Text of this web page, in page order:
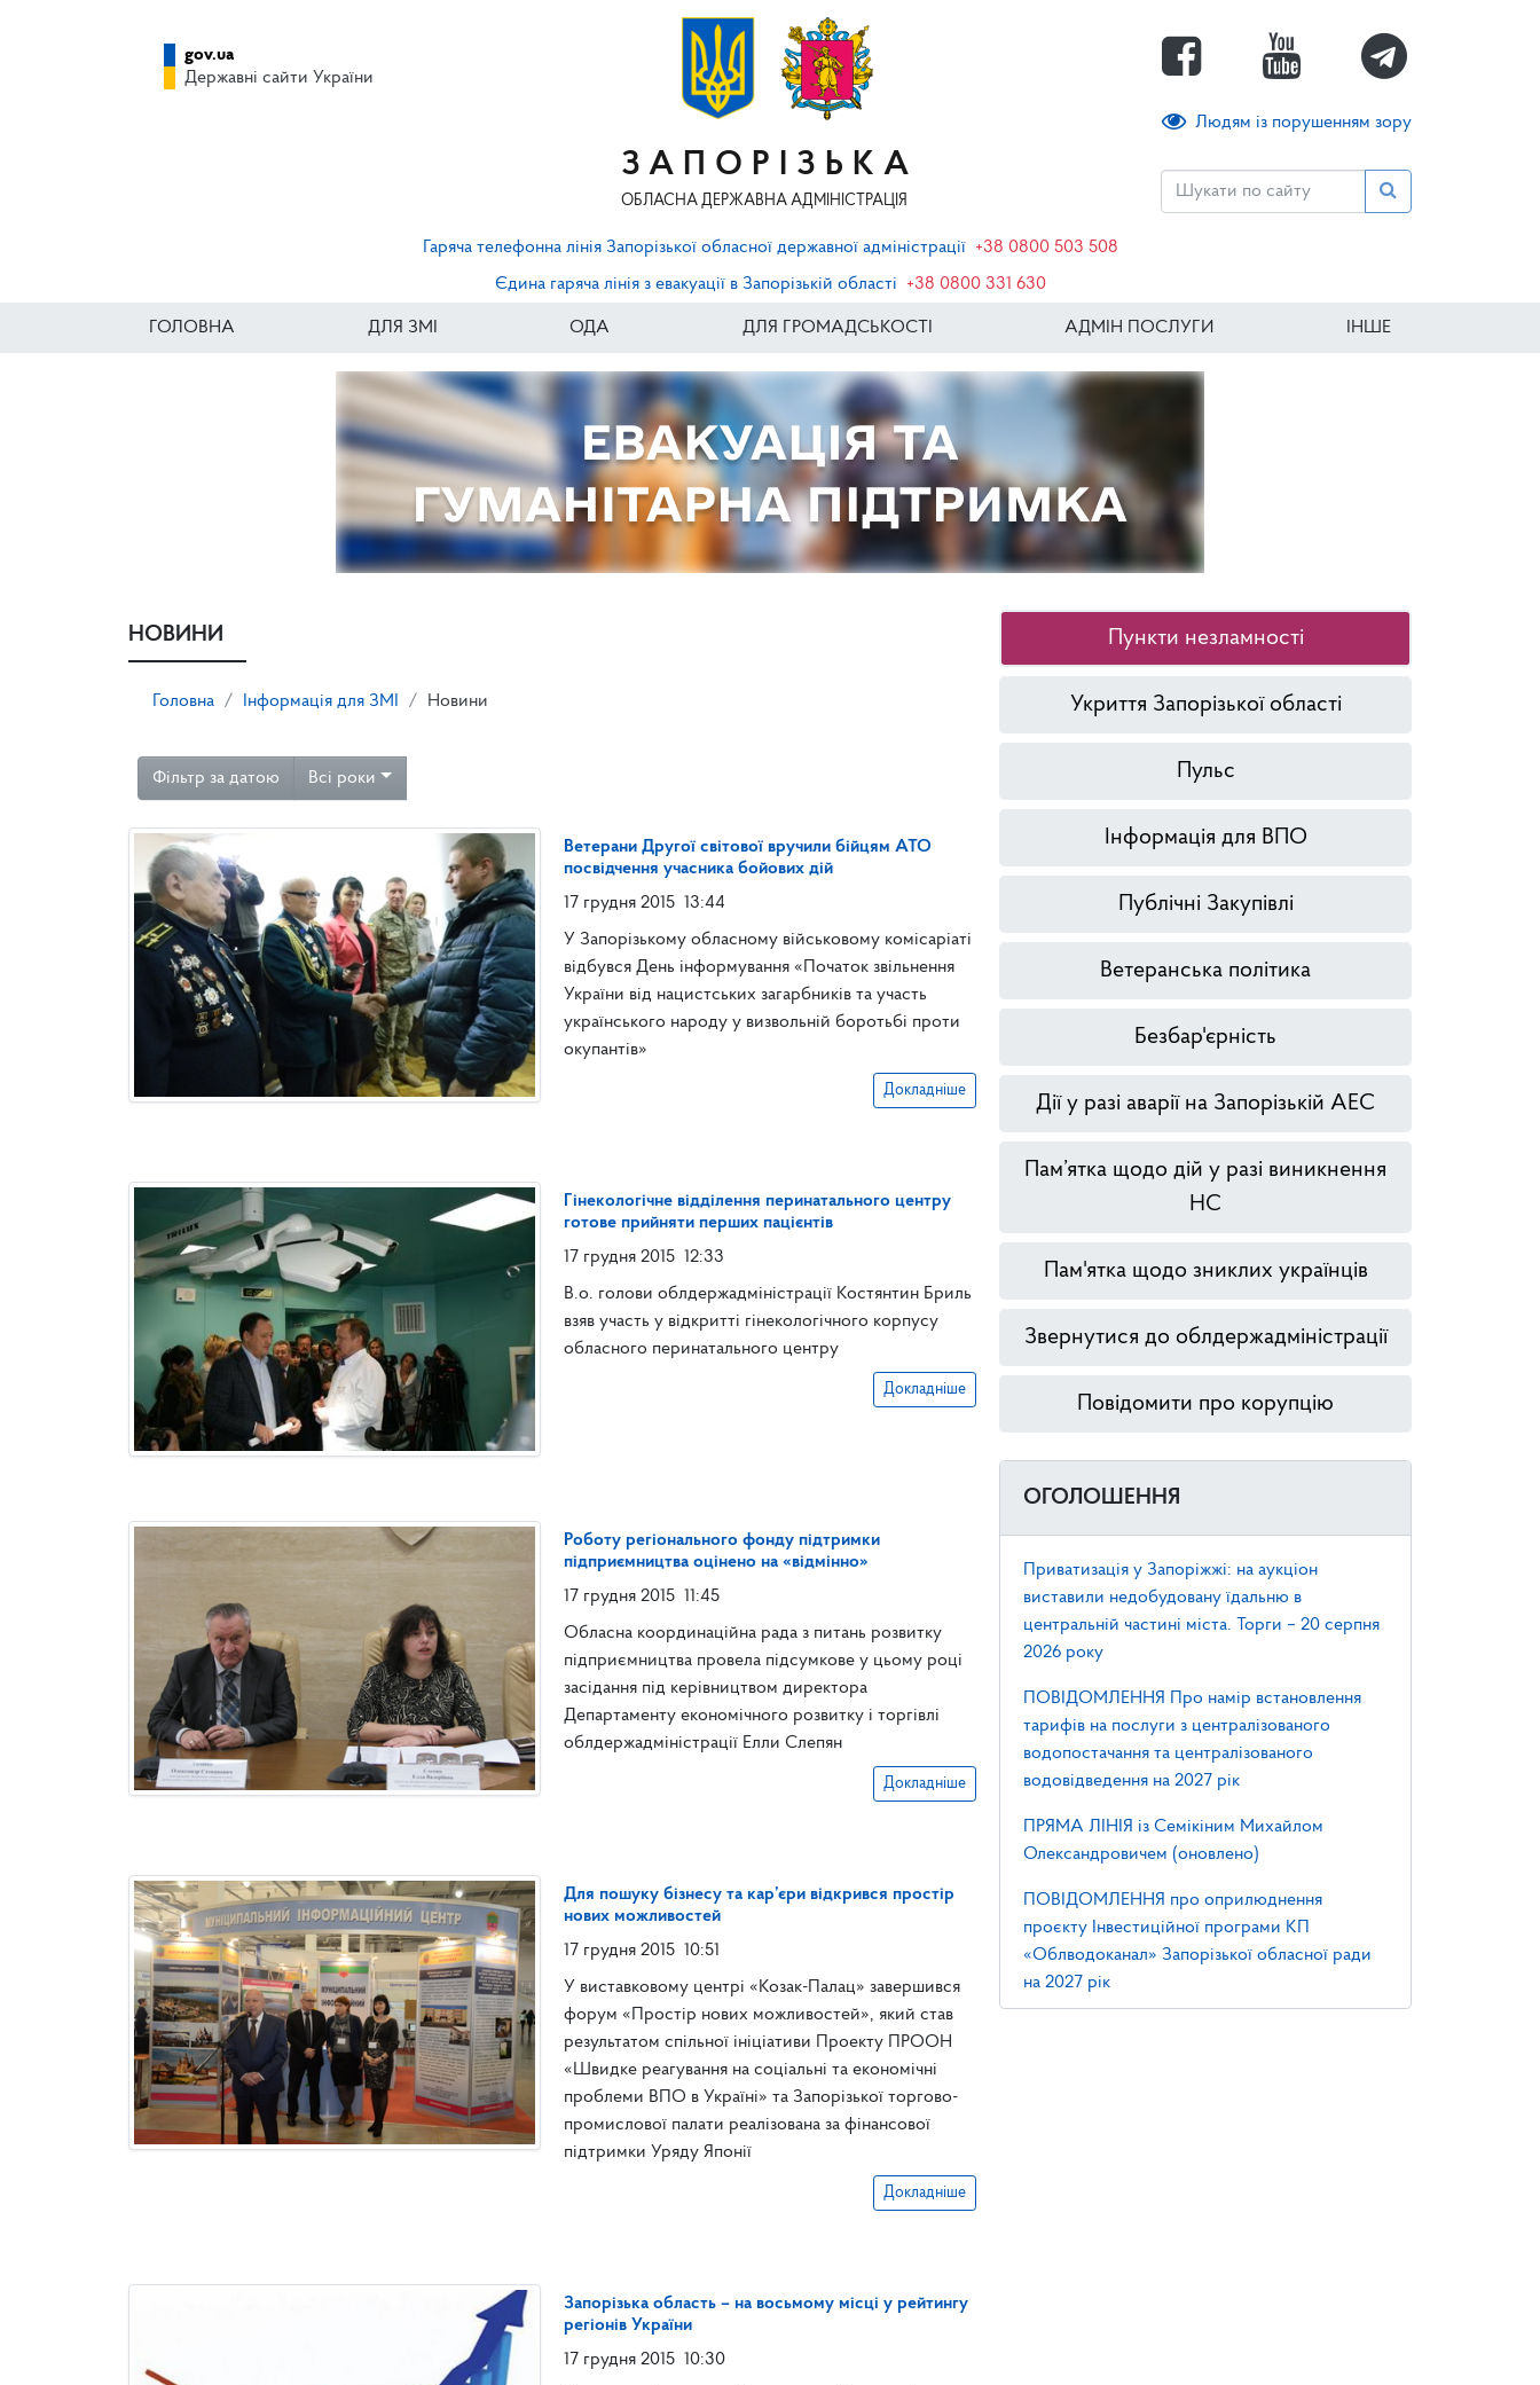
ЗАПОРІЗЬКА
ОБЛАСНА ДЕРЖАВНА АДМІНІСТРАЦІЯ
Людям із порушенням зору
gov.ua
Державні сайти України
Гаряча телефонна лінія Запорізької обласної державної адміністрації +38 0800 503 508
Єдина гаряча лінія з евакуації в Запорізькій області
+38 0800 331 630
ГОЛОВНА ДЛЯ ЗМІ ОДА ДЛЯ ГРОМАДСЬКОСТІ АДМІН ПОСЛУГИ ІНШЕ
НОВИНИ
Головна Інформація для ЗМІ Новини
Фільтр за датою Всі роки
Ветерани Другої світової вручили бійцям АТО
посвідчення учасника бойових дій
17 грудня 2015 13:44
У Запорізькому обласному військовому комісаріаті
відбувся День інформування «Початок звільнення
України від нацистських загарбників та участь
українського народу у визвольній боротьбі проти
окупантів»
Докладніше
Гінекологічне відділення перинатального центру
готове прийняти перших пацієнтів
17 грудня 2015 12:33
В.о. голови облдержадміністрації Костянтин Бриль
взяв участь у відкритті гінекологічного корпусу
обласного перинатального центру
Докладніше
Роботу регіонального фонду підтримки
підприємництва оцінено на «відмінно»
17 грудня 2015 11:45
Обласна координаційна рада з питань розвитку
підприємництва провела підсумкове у цьому році
засідання під керівництвом директора
Департаменту економічного розвитку і торгівлі
облдержадміністрації Елли Слепян
Докладніше
Для пошуку бізнесу та кар’єри відкрився простір
нових можливостей
17 грудня 2015 10:51
У виставковому центрі «Козак-Палац» завершився
форум «Простір нових можливостей», який став
результатом спільної ініціативи Проекту ПРООН
«Швидке реагування на соціальні та економічні
проблеми ВПО в Україні» та Запорізької торгово-
промислової палати реалізована за фінансової
підтримки Уряду Японії
Докладніше
Запорізька область – на восьмому місці у рейтингу
регіонів України
17 грудня 2015 10:30
Пункти незламності
Укриття Запорізької області
Пульс
Інформація для ВПО
Публічні Закупівлі
Ветеранська політика
Безбар'єрність
Дії у разі аварії на Запорізькій АЕС
Пам’ятка щодо дій у разі виникнення
НС
Пам'ятка щодо зниклих українців
Звернутися до облдержадміністрації
Повідомити про корупцію
ОГОЛОШЕННЯ
Приватизація у Запоріжжі: на аукціон
виставили недобудовану їдальню в
центральній частині міста. Торги – 20 серпня
2026 року
ПОВІДОМЛЕННЯ Про намір встановлення
тарифів на послуги з централізованого
водопостачання та централізованого
водовідведення на 2027 рік
ПРЯМА ЛІНІЯ із Семікіним Михайлом
Олександровичем (оновлено)
ПОВІДОМЛЕННЯ про оприлюднення
проєкту Інвестиційної програми КП
«Облводоканал» Запорізької обласної ради
на 2027 рік